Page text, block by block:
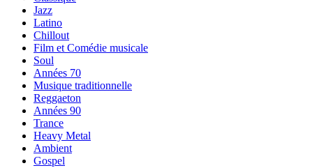
Jazz
Latino
Chillout
Film et Comédie musicale
Soul
Années 70
Musique traditionnelle
Reggaeton
Années 90
Trance
Heavy Metal
Ambient
Gospel